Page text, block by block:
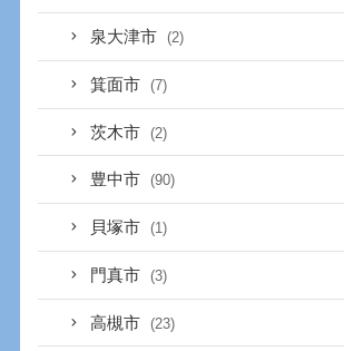
泉大津市 (2)
箕面市 (7)
茨木市 (2)
豊中市 (90)
貝塚市 (1)
門真市 (3)
高槻市 (23)